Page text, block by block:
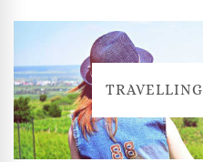
TRAVELLING